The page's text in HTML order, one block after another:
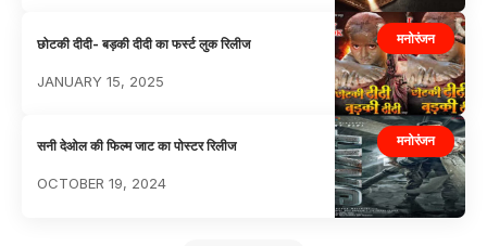
मनोरंजन
छोटकी दीदी- बड़की दीदी का फर्स्ट लुक रिलीज
JANUARY 15, 2025
मनोरंजन
सनी देओल की फिल्म जाट का पोस्टर रिलीज
OCTOBER 19, 2024